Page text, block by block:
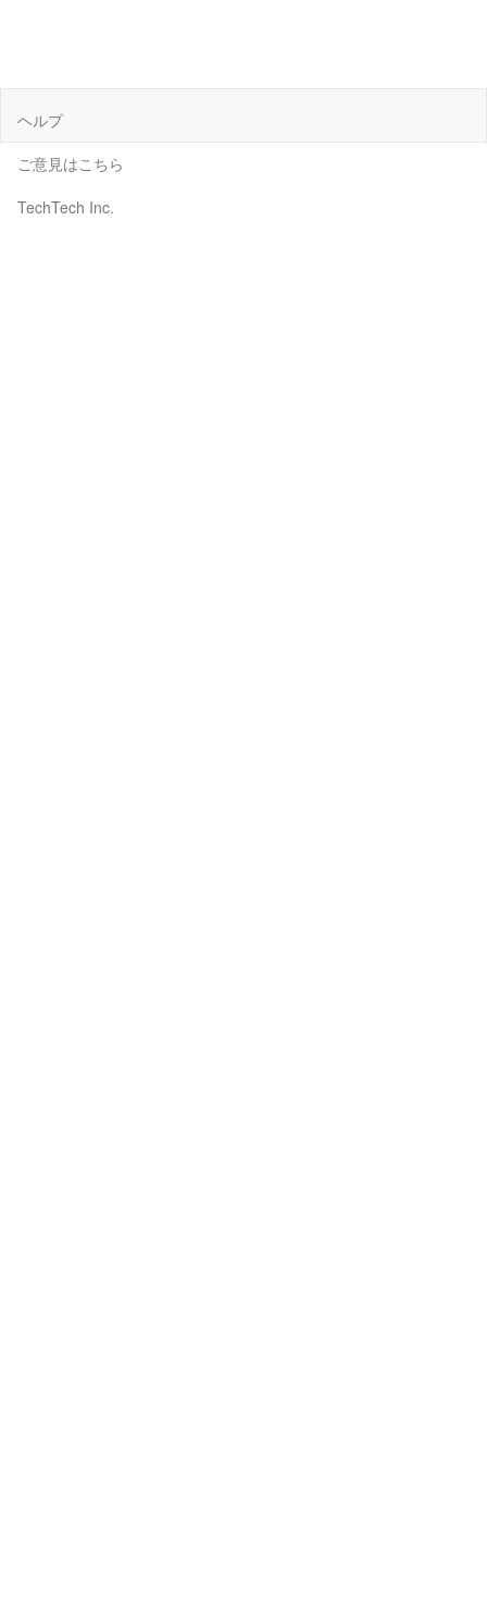
ヘルプ
ご意見はこちら
TechTech Inc.